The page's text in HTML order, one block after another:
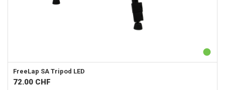
FreeLap SA Tripod LED
72.00 CHF